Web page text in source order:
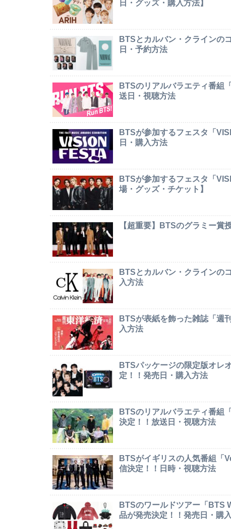
日・グッズ・購入方法】
BTSとカルバン・クラインの
日・予約方法
BTSのリアルバラエティ番組
送日・視聴方法
BTSが参加するフェスタ「
日・購入方法
BTSが参加するフェスタ「
場・グッズ・チケット】
【超重要】BTSのグラミー賞
BTSとカルバン・クラインの
入方法
BTSが表紙を飾った雑誌「週
入方法
BTSパッケージの限定版オレ
定！！発売日・購入方法
BTSのリアルバラエティ番組
決定！！放送日・視聴方法
BTSがイギリスの人気番組「
信決定！！日時・視聴方法
BTSのワールドツアー「BTS
品が発売決定！！発売日・購